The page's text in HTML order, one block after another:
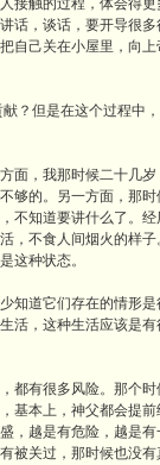
接触的过程，体会得
话，谈话，要开导很
自己关在小屋里，向
？但是在这个过程中
面，我那时候二十几
够的。另一方面，那
不知道要讲什么了。
，不食人间烟火的样
这种状态。
知道它们存在的情形
活，这种生活应该是
都有很多风险。那个
基本上，神父都会提
，越是有危险，越是
被关过，那时候也没